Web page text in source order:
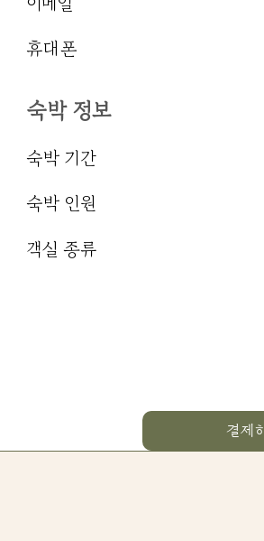
​휴대폰
​숙박 정보
숙박 기간
​숙박 인원
​객실 종류
결제